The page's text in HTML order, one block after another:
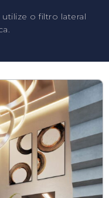
o filtro lateral